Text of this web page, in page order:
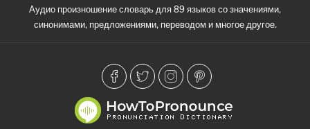
Аудио произношение словарь для 89 языков со значениями,
синонимами, предложениями, переводом и многое другое.